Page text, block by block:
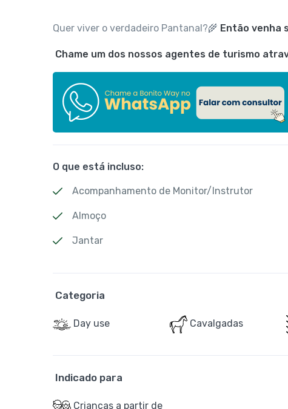
Quer viver o verdadeiro Pantanal?🌾 Então venha
Chame um dos nossos agentes de turismo
O que está incluso:
Acompanhamento de Monitor/Instrutor
Almoço
Jantar
Categoria
Day use Cavalgadas
Indicado para
Crianças a partir de